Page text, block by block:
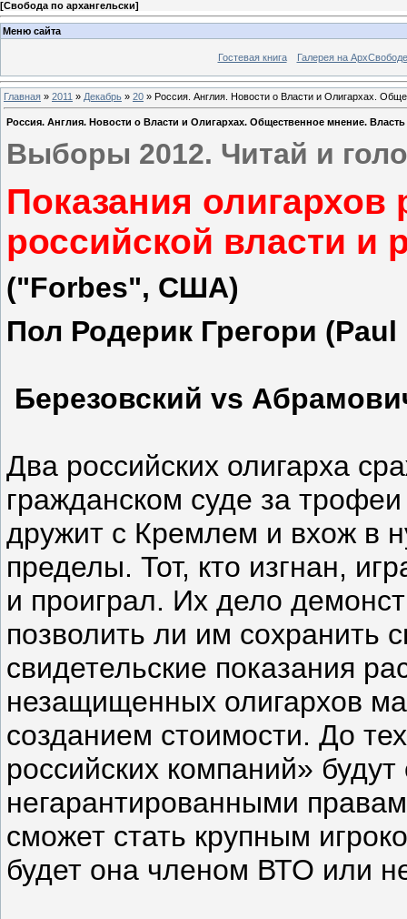
[Свобода по архангельски]
Меню сайта
Гостевая книга Галерея на АрхСвободе
Главная » 2011 » Декабрь » 20 » Россия. Англия. Новости о Власти и Олигархах.
Россия. Англия. Новости о Власти и Олигархах. Общественное мнение.
Выборы 2012. Читай и
Показания
российской власти и
("Forbes", США)
Пол Родерик Грегори
Березовский vs
Два российских олигарха
гражданском суде за
дружит с Кремлем и вхож в
пределы. Тот, кто изгнан,
и проиграл. Их дело
позволить ли им сохранить
свидетельские показания
незащищенных олигархов
созданием стоимости. До
российских компаний»
негарантированными
сможет стать крупным
будет она членом ВТО или